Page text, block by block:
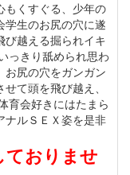
もくすぐる、少年の
学生のお尻の穴に遂
び越える掘られイキ
っきり舐められ思わ
お尻の穴をガンガン
て頭を飛び越え、
育会好きにはたまら
ナルＳＥＸ姿を是非
ておりませ